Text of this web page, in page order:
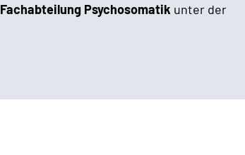
Fachabteilung Psychosomatik unter der